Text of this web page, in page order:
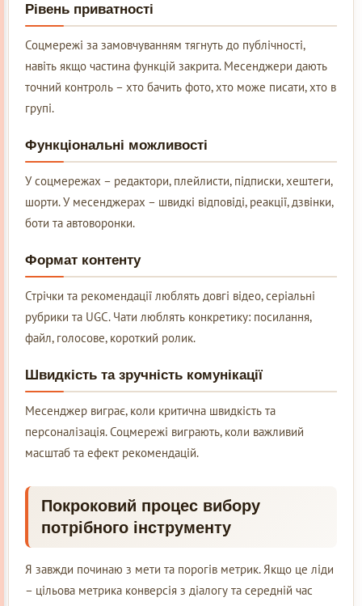
Рівень приватності
Соцмережі за замовчуванням тягнуть до публічності,
навіть якщо частина функцій закрита. Месенджери дають
точний контроль – хто бачить фото, хто може писати, хто в
групі.
Функціональні можливості
У соцмережах – редактори, плейлисти, підписки, хештеги,
шорти. У месенджерах – швидкі відповіді, реакції, дзвінки,
боти та автоворонки.
Формат контенту
Стрічки та рекомендації люблять довгі відео, серіальні
рубрики та UGC. Чати люблять конкретику: посилання,
файл, голосове, короткий ролик.
Швидкість та зручність комунікації
Месенджер виграє, коли критична швидкість та
персоналізація. Соцмережі виграють, коли важливий
масштаб та ефект рекомендацій.
Покроковий процес вибору
потрібного інструменту
Я завжди починаю з мети та порогів метрик. Якщо це ліди
– цільова метрика конверсія з діалогу та середній час